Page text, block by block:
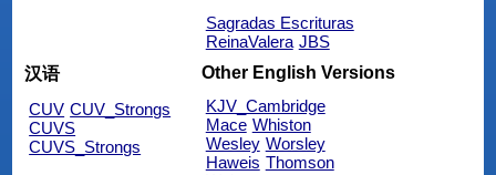
Sagradas Escrituras
ReinaValera JBS
汉语
CUV CUV_Strongs
CUVS
CUVS_Strongs
Other English Versions
KJV_Cambridge
Mace Whiston
Wesley Worsley
Haweis Thomson